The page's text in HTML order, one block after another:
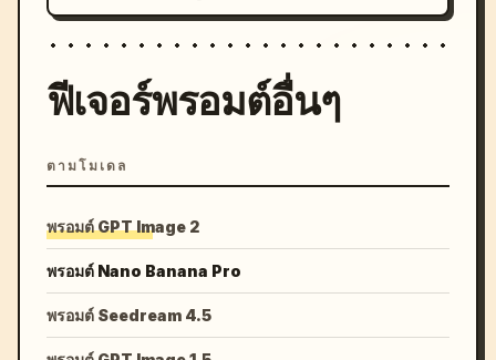
ฟีเจอร์พรอมต์อื่นๆ
ตามโมเดล
พรอมต์ GPT Image 2
พรอมต์ Nano Banana Pro
พรอมต์ Seedream 4.5